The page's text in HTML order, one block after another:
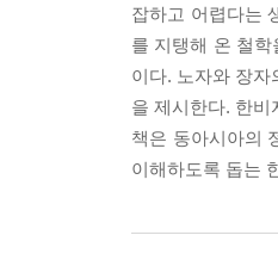
잡하고 어렵다는
를 지탱해 온 철
이다. 노자와 장자
을 제시한다. 한비
책은 동아시아의
이해하도록 돕는